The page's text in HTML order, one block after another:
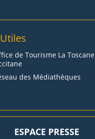
de Tourisme La Toscane
des Médiathèques
ESPACE PRESSE